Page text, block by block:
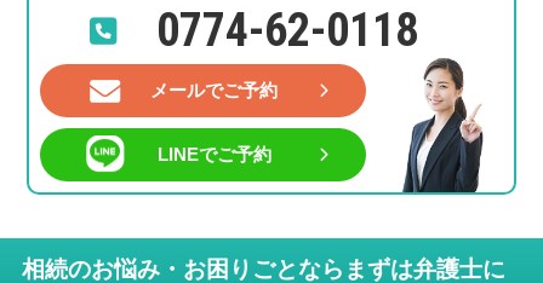
0774-62-0118
メールでご予約
LINEでご予約
相続のお悩み・お困りごとならまずは弁護士に